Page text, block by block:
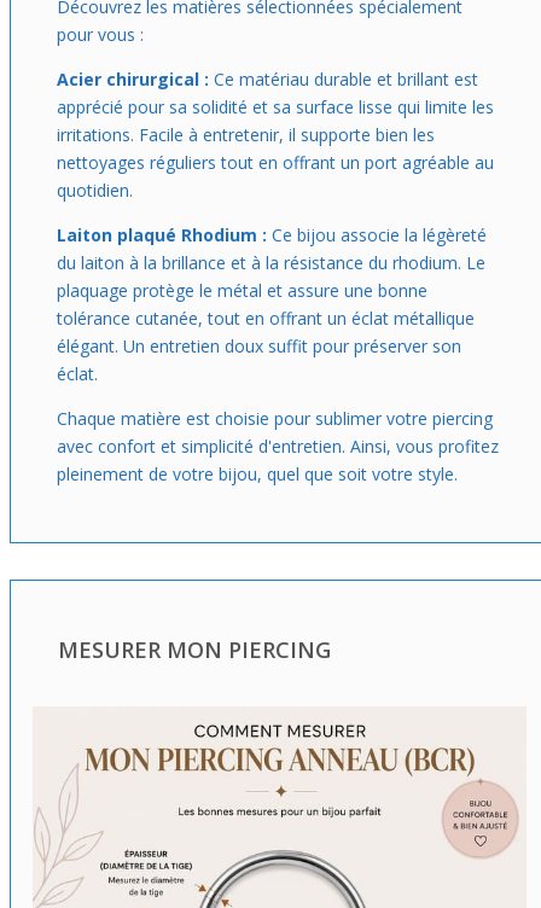
Découvrez les matières sélectionnées spécialement
pour vous :
Acier chirurgical : Ce matériau durable et brillant est
apprécié pour sa solidité et sa surface lisse qui limite les
irritations. Facile à entretenir, il supporte bien les
nettoyages réguliers tout en offrant un port agréable au
quotidien.
Laiton plaqué Rhodium : Ce bijou associe la légèreté
du laiton à la brillance et à la résistance du rhodium. Le
plaquage protège le métal et assure une bonne
tolérance cutanée, tout en offrant un éclat métallique
élégant. Un entretien doux suffit pour préserver son
éclat.
Chaque matière est choisie pour sublimer votre piercing
avec confort et simplicité d'entretien. Ainsi, vous profitez
pleinement de votre bijou, quel que soit votre style.
MESURER MON PIERCING